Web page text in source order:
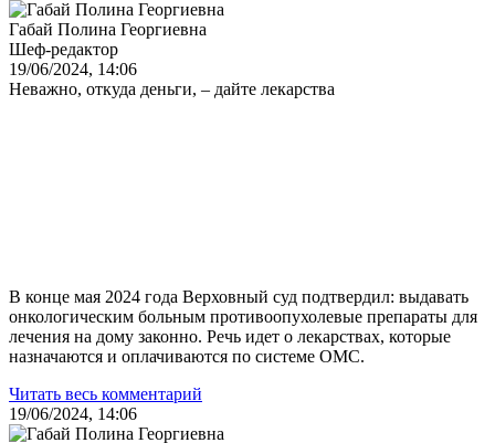
Габай Полина Георгиевна
Шеф-редактор
19/06/2024, 14:06
Неважно, откуда деньги, – дайте лекарства
В конце мая 2024 года Верховный суд подтвердил: выдавать
онкологическим больным противоопухолевые препараты для
лечения на дому законно. Речь идет о лекарствах, которые
назначаются и оплачиваются по системе ОМС.
Читать весь комментарий
19/06/2024, 14:06